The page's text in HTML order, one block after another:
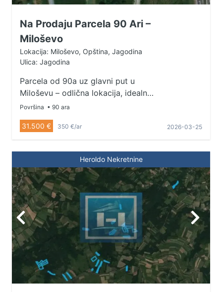
Na Prodaju Parcela 90 Ari –
Miloševo
Lokacija: Miloševo, Opština, Jagodina
Ulica: Jagodina
Parcela od 90a uz glavni put u
Miloševu – odlična lokacija, idealna
za gradnju, investiciju ili poslovni
Retka prilika – vredi pogledati!
064/8-312-063 065/8-222-441
035/8-222-441
Površina • 90 ara
31.500 € 350 €/ar 2026-03-25
Heroldo Nekretnine